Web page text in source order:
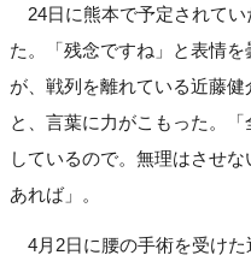
24日に熊本で予定されてい
た。「残念ですね」と表情
が、戦列を離れている近藤
と、言葉に力がこもった。
しているので。無理はさせ
あれば」。
4月2日に腰の手術を受けた